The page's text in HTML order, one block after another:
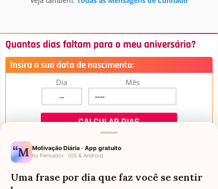
Quantos dias faltam para o meu aniversário?
Insira a sua data de nascimento:
Dia Mês
Motivação Diária · App gratuito
by Pensador · iOS & Android
Uma frase por dia que faz você se sentir